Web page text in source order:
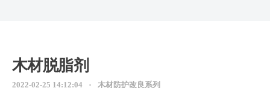
木材脱脂剂
2022-02-25 14:12:04 木材防护改良系列